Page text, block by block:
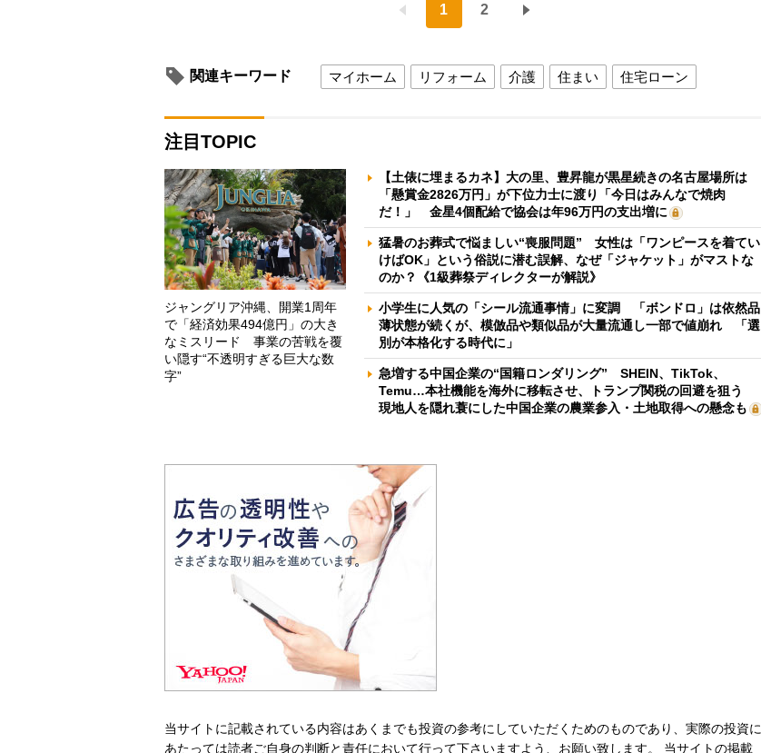
1 2
関連キーワード マイホーム リフォーム 介護 住まい 住宅ローン
注目TOPIC
ジャングリア沖縄、開業1周年
で「経済効果494億円」の大き
なミスリード 事業の苦戦を覆
い隠す“不透明すぎる巨大な数
字”
【土俵に埋まるカネ】大の里、豊昇龍が黒星続きの名古屋場所は
「懸賞金2826万円」が下位力士に渡り「今日はみんなで焼肉
だ！」 金星4個配給で協会は年96万円の支出増に
猛暑のお葬式で悩ましい“喪服問題” 女性は「ワンピースを着てい
けばOK」という俗説に潜む誤解、なぜ「ジャケット」がマストな
のか？《1級葬祭ディレクターが解説》
小学生に人気の「シール流通事情」に変調 「ボンドロ」は依然品
薄状態が続くが、模倣品や類似品が大量流通し一部で値崩れ 「選
別が本格化する時代に」
急増する中国企業の“国籍ロンダリング” SHEIN、TikTok、
Temu…本社機能を海外に移転させ、トランプ関税の回避を狙う
現地人を隠れ蓑にした中国企業の農業参入・土地取得への懸念も
当サイトに記載されている内容はあくまでも投資の参考にしていただくためのものであり、実際の投資に
あたっては読者ご自身の判断と責任において行って下さいますよう、お願い致します。 当サイトの掲載